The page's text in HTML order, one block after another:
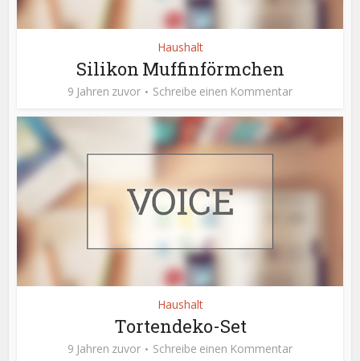
Haushalt
Silikon Muffinförmchen
9 Jahren zuvor Schreibe einen Kommentar
Haushalt
Tortendeko-Set
9 Jahren zuvor Schreibe einen Kommentar